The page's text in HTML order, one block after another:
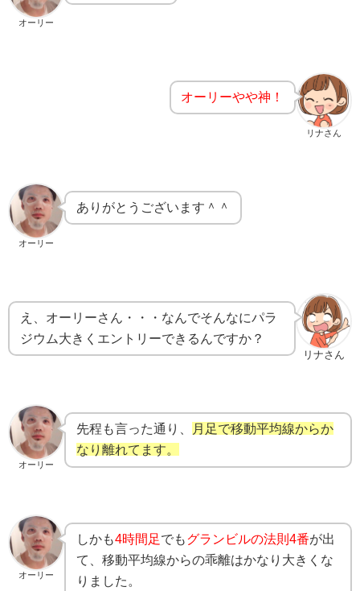
オーリー
リナさん
オーリーやや神！
オーリー
ありがとうございます＾＾
リナさん
え、オーリーさん・・・なんでそんなにパラ
ジウム大きくエントリーできるんですか？
オーリー
先程も言った通り、
月足で移動平均線からか
なり離れてます。
オーリー
しかも4時間足でもグランビルの法則4番が出
て、移動平均線からの乖離はかなり大きくな
りました。